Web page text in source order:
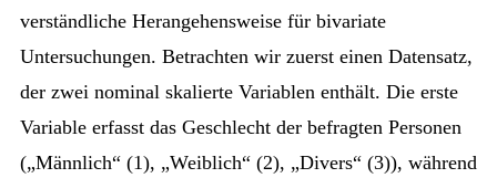
verständliche Herangehensweise für bivariate
Untersuchungen. Betrachten wir zuerst einen Datensatz,
der zwei nominal skalierte Variablen enthält. Die erste
Variable erfasst das Geschlecht der befragten Personen
(„Männlich“ (1), „Weiblich“ (2), „Divers“ (3)), während